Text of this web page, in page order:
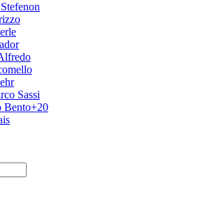
Sassi
Bento+20